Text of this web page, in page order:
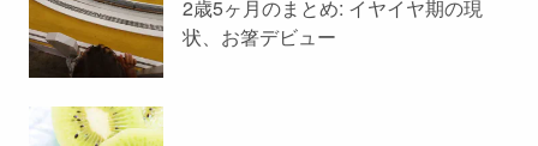
2歳5ヶ月のまとめ: イヤイヤ期の現
状、お箸デビュー